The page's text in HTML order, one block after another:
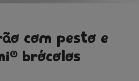
com pesto e
® brócolos